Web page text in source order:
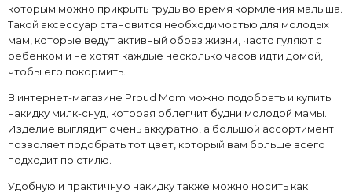
которым можно прикрыть грудь во время кормления малыша.
Такой аксессуар становится необходимостью для молодых
мам, которые ведут активный образ жизни, часто гуляют с
ребенком и не хотят каждые несколько часов идти домой,
чтобы его покормить.
В интернет-магазине Proud Mom можно подобрать и купить
накидку милк-снуд, которая облегчит будни молодой мамы.
Изделие выглядит очень аккуратно, а большой ассортимент
позволяет подобрать тот цвет, который вам больше всего
подходит по стилю.
Удобную и практичную накидку также можно носить как